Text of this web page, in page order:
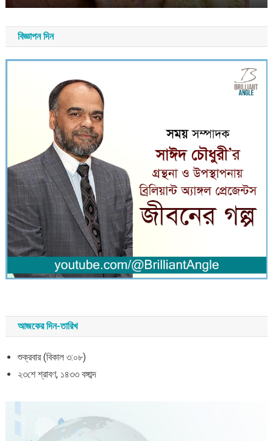
বিজ্ঞাপন দিন
আজকের দিন-তারিখ
শুক্রবার (বিকাল ৩:০৮)
২৩শে শ্রাবণ, ১৪৩৩ বঙ্গাব্দ